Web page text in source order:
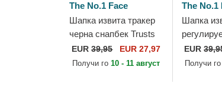
The No.1 Face
Шапка извита тракер
черна снапбек Trusts
No.1 Suede Black Gold
от The No.1 Face
EUR39,95 EUR 27,97
Получи го10 - 11 август
The No.1
Шапка
No.1
White от
EUR
Получи